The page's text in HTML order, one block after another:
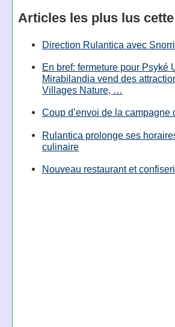
Articles les plus lus
Direction Rulantica avec
En bref: fermeture pour Psyké
Mirabilandia vend des
Villages Nature, …
Coup d’envoi de la campagne
Rulantica prolonge ses
culinaire
Nouveau restaurant et